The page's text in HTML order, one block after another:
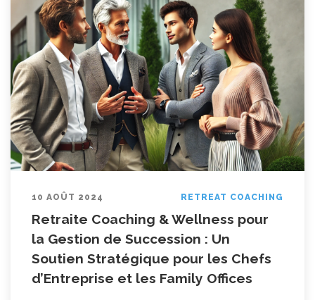
10 AOÛT 2024 RETREAT COACHING
Retraite Coaching & Wellness pour
la Gestion de Succession : Un
Soutien Stratégique pour les Chefs
d’Entreprise et les Family Offices